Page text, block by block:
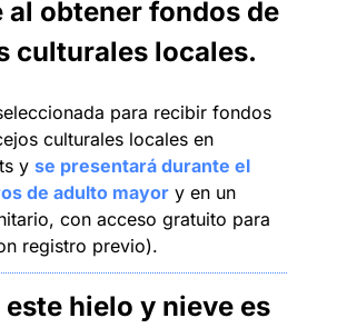
al obtener fondos de
culturales locales.
para recibir fondos
culturales locales en
y se presentará durante el
de adulto mayor y en un
con acceso gratuito para
registro previo).
hielo y nieve es